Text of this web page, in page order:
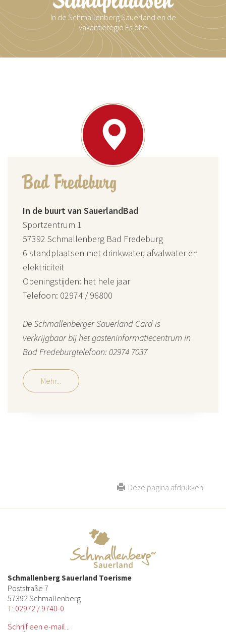
In de Schmallenberg Sauerland en de
vakantieregio Eslohe
Bad Fredeburg
In de buurt van SauerlandBad
Sportzentrum 1
57392 Schmallenberg Bad Fredeburg
6 standplaatsen met drinkwater, afvalwater en
elektriciteit
Openingstijden: het hele jaar
Telefoon: 02974 / 96800
De Schmallenberger Sauerland Card is
verkrijgbaar bij het gasteninformatiecentrum in
Bad Fredeburgtelefoon: 02974 7037
Mehr...
Deze pagina afdrukken
Schmallenberg Sauerland Toerisme
Poststraße 7
57392 Schmallenberg
T: 02972 / 9740-0
Schrijf een e-mail...